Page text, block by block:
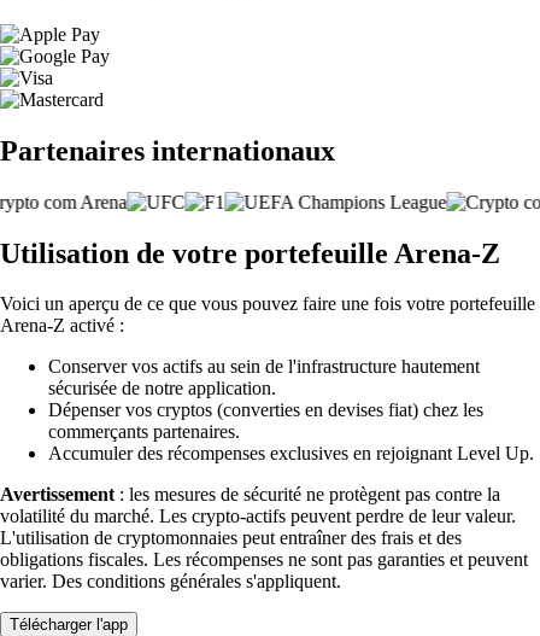
Partenaires internationaux
Utilisation de votre portefeuille Arena-Z
Voici un aperçu de ce que vous pouvez faire une fois votre portefeuille
Arena-Z activé :
Conserver vos actifs au sein de l'infrastructure hautement
sécurisée de notre application.
Dépenser vos cryptos (converties en devises fiat) chez les
commerçants partenaires.
Accumuler des récompenses exclusives en rejoignant Level Up.
Avertissement : les mesures de sécurité ne protègent pas contre la
volatilité du marché. Les crypto-actifs peuvent perdre de leur valeur.
L'utilisation de cryptomonnaies peut entraîner des frais et des
obligations fiscales. Les récompenses ne sont pas garanties et peuvent
varier. Des conditions générales s'appliquent.
Télécharger l'app